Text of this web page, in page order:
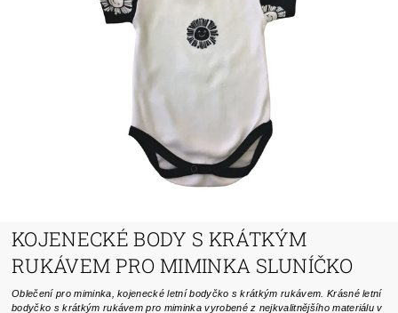
KOJENECKÉ BODY S KRÁTKÝM
RUKÁVEM PRO MIMINKA SLUNÍČKO
Oblečení pro miminka, kojenecké letní bodyčko s krátkým rukávem. Krásné letní
bodyčko s krátkým rukávem pro miminka vyrobené z nejkvalitnějšího materiálu v